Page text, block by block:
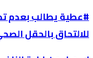
للالتحاق بالحقل